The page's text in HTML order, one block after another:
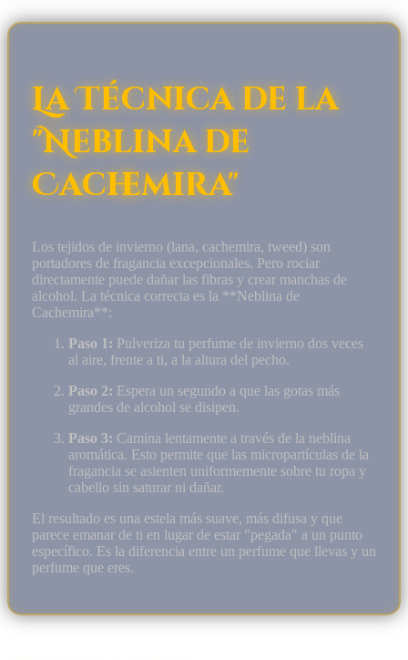
La Técnica de la
"Neblina de
Cachemira"
Los tejidos de invierno (lana, cachemira, tweed) son
portadores de fragancia excepcionales. Pero rociar
directamente puede dañar las fibras y crear manchas de
alcohol. La técnica correcta es la **Neblina de
Cachemira**:
Paso 1: Pulveriza tu perfume de invierno dos veces
al aire, frente a ti, a la altura del pecho.
Paso 2: Espera un segundo a que las gotas más
grandes de alcohol se disipen.
Paso 3: Camina lentamente a través de la neblina
aromática. Esto permite que las micropartículas de la
fragancia se asienten uniformemente sobre tu ropa y
cabello sin saturar ni dañar.
El resultado es una estela más suave, más difusa y que
parece emanar de ti en lugar de estar "pegada" a un punto
específico. Es la diferencia entre un perfume que llevas y un
perfume que eres.